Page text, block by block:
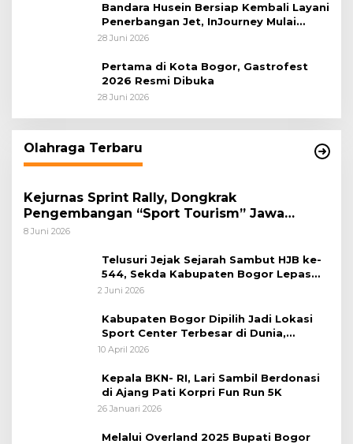
Bandara Husein Bersiap Kembali Layani
Penerbangan Jet, InJourney Mulai
Tahap Optimalisasi
28 Juni 2026
Pertama di Kota Bogor, Gastrofest
2026 Resmi Dibuka
28 Juni 2026
Olahraga Terbaru
Kejurnas Sprint Rally, Dongkrak
Pengembangan “Sport Tourism” Jawa
Tengah
8 Juni 2026
Telusuri Jejak Sejarah Sambut HJB ke-
544, Sekda Kabupaten Bogor Lepas
Gowes Napak Tilas Bogor
2 Juni 2026
Kabupaten Bogor Dipilih Jadi Lokasi
Sport Center Terbesar di Dunia,
Peluang Tingkatkan Pertumbuhan
10 April 2026
Kepala BKN- RI, Lari Sambil Berdonasi
di Ajang Pati Korpri Fun Run 5K
26 Januari 2026
Melalui Overland 2025 Bupati Bogor